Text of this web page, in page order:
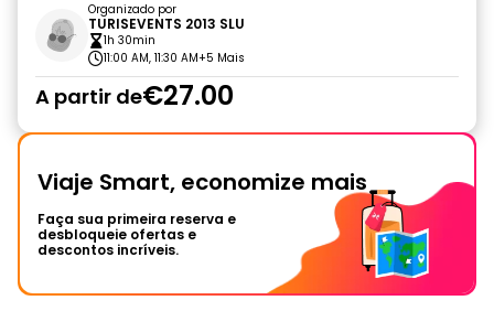
Organizado por
TURISEVENTS 2013 SLU
1h 30min
11:00 AM, 11:30 AM+5 Mais
A partir de€27.00
Viaje Smart, economize mais
Faça sua primeira reserva e
desbloqueie ofertas e
descontos incríveis.